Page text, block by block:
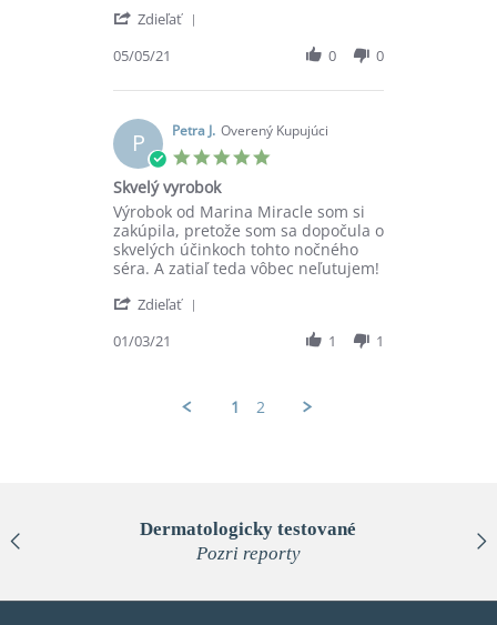
Simona
on
May
2021
Spokojnosť
Zdieľať
Simona
on
5
May
2021
05/05/21 0 0
P Petra J. Overený Kupujúci
5.0
Skvelý vyrobok
Review
by
Petra
J.
1
2021
review
stating
Skvelý
vyrobok
Výrobok od Marina Miracle som si
zakúpila, pretože som sa dopočula o
skvelých účinkoch tohto nočného
séra. A zatiaľ teda vôbec neľutujem!
Zdieľať
01/03/21 1 1
1 2
Dermatologicky testované
Pozri reporty